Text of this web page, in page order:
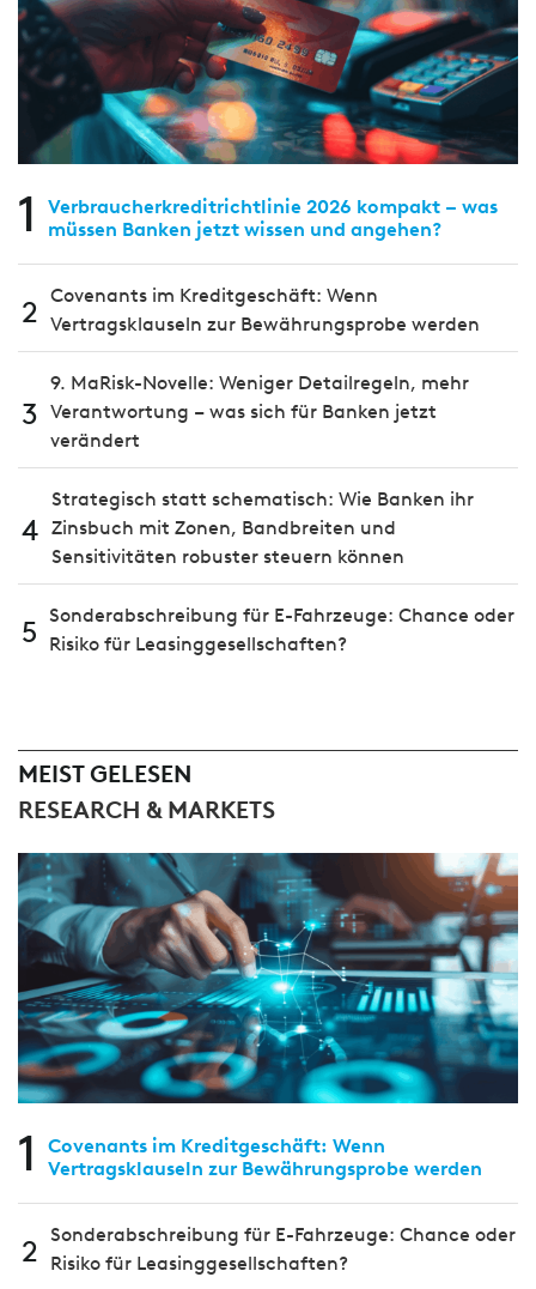
1
Verbraucherkreditrichtlinie 2026 kompakt – was
müssen Banken jetzt wissen und angehen?
2 Covenants im Kreditgeschäft: Wenn
Vertragsklauseln zur Bewährungsprobe werden
3
9. MaRisk-Novelle: Weniger Detailregeln, mehr
Verantwortung – was sich für Banken jetzt
verändert
4
Strategisch statt schematisch: Wie Banken ihr
Zinsbuch mit Zonen, Bandbreiten und
Sensitivitäten robuster steuern können
5 Sonderabschreibung für E-Fahrzeuge: Chance oder
Risiko für Leasinggesellschaften?
MEIST GELESEN
RESEARCH & MARKETS
1
Covenants im Kreditgeschäft: Wenn
Vertragsklauseln zur Bewährungsprobe werden
2 Sonderabschreibung für E-Fahrzeuge: Chance oder
Risiko für Leasinggesellschaften?